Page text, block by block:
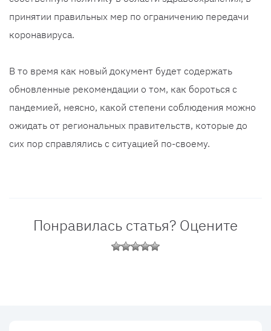
принятии правильных мер по ограничению передачи
коронавируса.
В то время как новый документ будет содержать
обновленные рекомендации о том, как бороться с
пандемией, неясно, какой степени соблюдения можно
ожидать от региональных правительств, которые до
сих пор справлялись с ситуацией по-своему.
Понравилась статья? Оцените